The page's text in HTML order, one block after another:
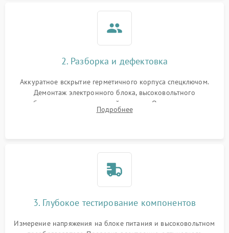
2. Разборка и дефектовка
Аккуратное вскрытие герметичного корпуса спецключом.
Демонтаж электронного блока, высоковольтного
преобразователя и оптической системы. Осмотр контактов
на окисление и проверка целостности уплотнительных
Подробнее
3. Глубокое тестирование компонентов
Измерение напряжения на блоке питания и высоковольтном